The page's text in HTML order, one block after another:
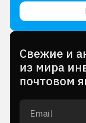
Cвежие и
из мира
почтовом